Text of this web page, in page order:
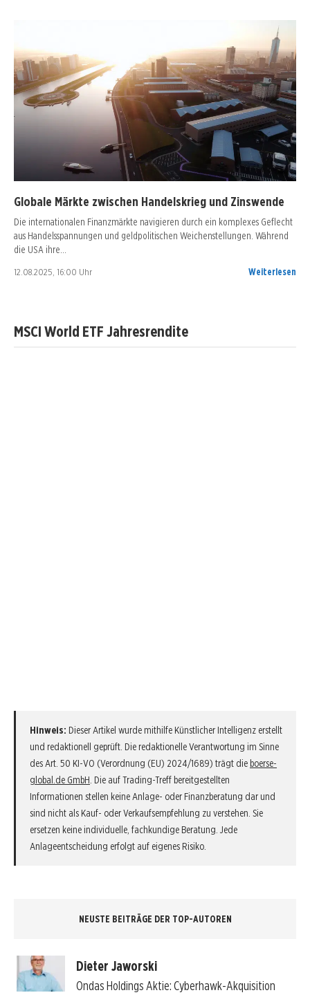
Globale Märkte zwischen Handelskrieg und Zinswende
Die internationalen Finanzmärkte navigieren durch ein komplexes Geflecht
aus Handelsspannungen und geldpolitischen Weichenstellungen. Während
die USA ihre…
12.08.2025, 16:00 Uhr Weiterlesen
MSCI World ETF Jahresrendite
Hinweis: Dieser Artikel wurde mithilfe Künstlicher Intelligenz erstellt
und redaktionell geprüft. Die redaktionelle Verantwortung im Sinne
des Art. 50 KI-VO (Verordnung (EU) 2024/1689) trägt die boerse-
global.de GmbH. Die auf Trading-Treff bereitgestellten
Informationen stellen keine Anlage- oder Finanzberatung dar und
sind nicht als Kauf- oder Verkaufsempfehlung zu verstehen. Sie
ersetzen keine individuelle, fachkundige Beratung. Jede
Anlageentscheidung erfolgt auf eigenes Risiko.
NEUSTE BEITRÄGE DER TOP-AUTOREN
Dieter Jaworski
Ondas Holdings Aktie: Cyberhawk-Akquisition